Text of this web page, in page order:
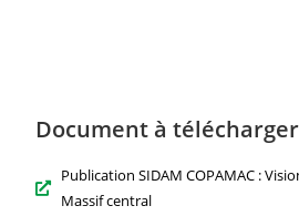
Document à télécharger
Publication SIDAM COPAMAC :
Massif central